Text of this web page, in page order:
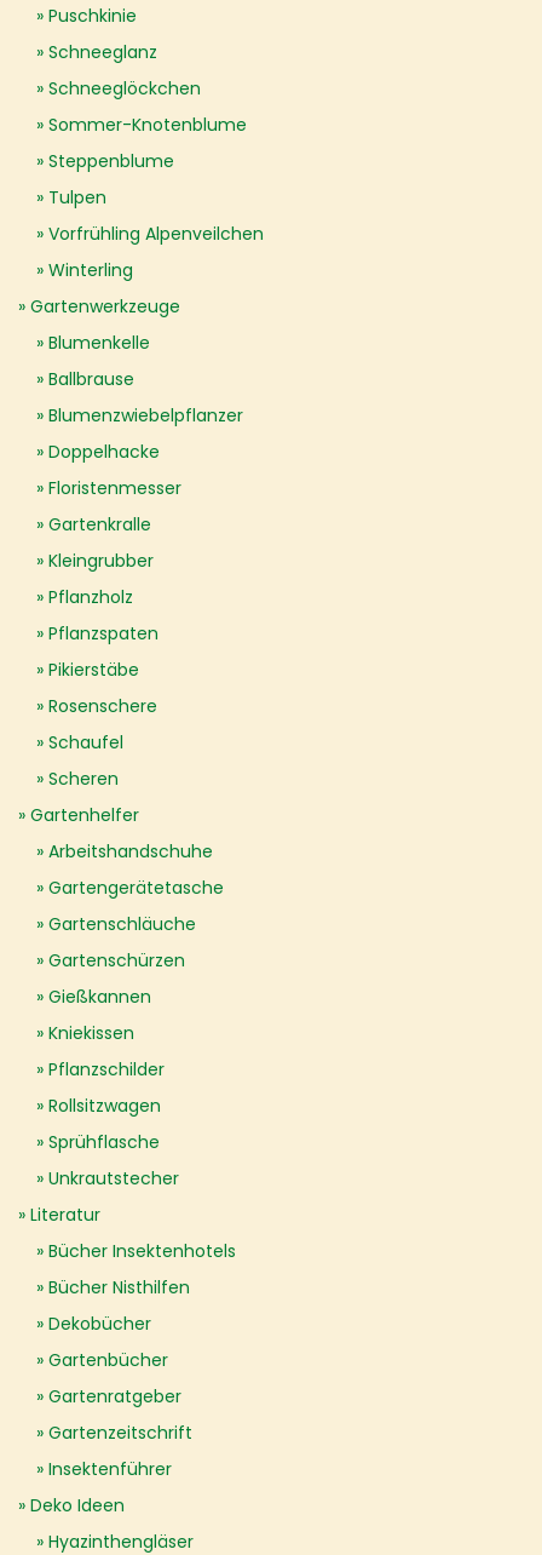
Puschkinie
Schneeglanz
Schneeglöckchen
Sommer-Knotenblume
Steppenblume
Tulpen
Vorfrühling Alpenveilchen
Winterling
Gartenwerkzeuge
Blumenkelle
Ballbrause
Blumenzwiebelpflanzer
Doppelhacke
Floristenmesser
Gartenkralle
Kleingrubber
Pflanzholz
Pflanzspaten
Pikierstäbe
Rosenschere
Schaufel
Scheren
Gartenhelfer
Arbeitshandschuhe
Gartengerätetasche
Gartenschläuche
Gartenschürzen
Gießkannen
Kniekissen
Pflanzschilder
Rollsitzwagen
Sprühflasche
Unkrautstecher
Literatur
Bücher Insektenhotels
Bücher Nisthilfen
Dekobücher
Gartenbücher
Gartenratgeber
Gartenzeitschrift
Insektenführer
Deko Ideen
Hyazinthengläser